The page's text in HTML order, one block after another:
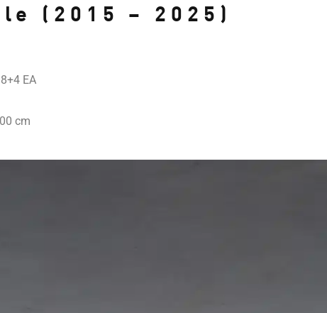
(2015 – 2025)
EA
cm